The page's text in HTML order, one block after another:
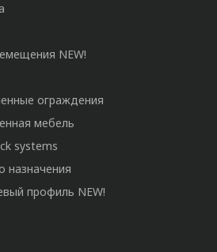
NEW!
ограждения
мебель
systems
назначения
профиль NEW!